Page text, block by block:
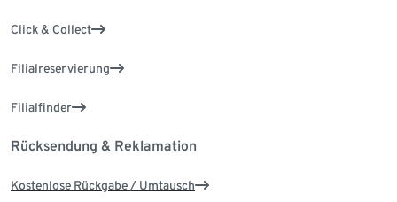
Click & Collect
Filialreservierung
Filialfinder
Rücksendung & Reklamation
Kostenlose Rückgabe / Umtausch